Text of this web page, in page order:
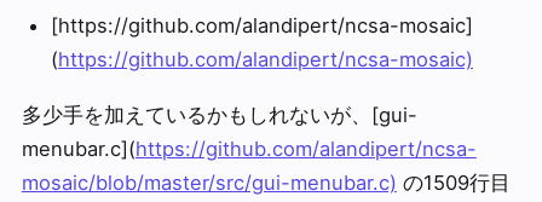
[https://github.com/alandipert/ncsa-mosaic]
(https://github.com/alandipert/ncsa-mosaic)
多少手を加えているかもしれないが、[gui-
menubar.c](https://github.com/alandipert/ncsa-
mosaic/blob/master/src/gui-menubar.c) の1509行目